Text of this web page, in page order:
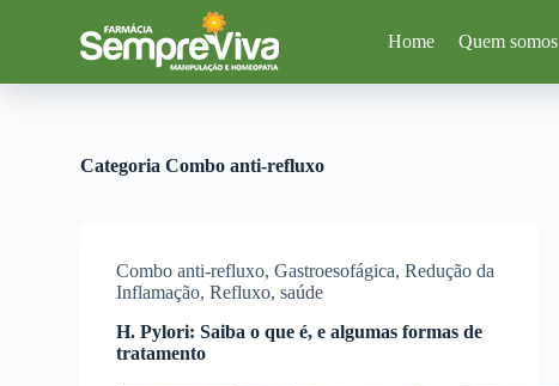
a
Home Quem somos
Categoria Combo anti-refluxo
Combo anti-refluxo,Gastroesofágica,Redução da
Inflamação,Refluxo,saúde
H. Pylori: Saiba o que é, e algumas formas de
tratamento